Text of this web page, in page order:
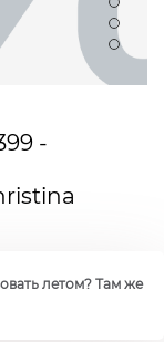
-
летом? Там же